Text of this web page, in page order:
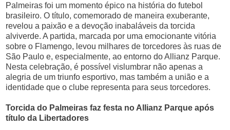
Palmeiras foi um momento épico na história do futebol
brasileiro. O título, comemorado de maneira exuberante,
revelou a paixão e a devoção inabaláveis da torcida
alviverde. A partida, marcada por uma emocionante vitória
sobre o Flamengo, levou milhares de torcedores às ruas de
São Paulo e, especialmente, ao entorno do Allianz Parque.
Nesta celebração, é possível vislumbrar não apenas a
alegria de um triunfo esportivo, mas também a união e a
identidade que o clube representa para seus torcedores.
Torcida do Palmeiras faz festa no Allianz Parque após
título da Libertadores